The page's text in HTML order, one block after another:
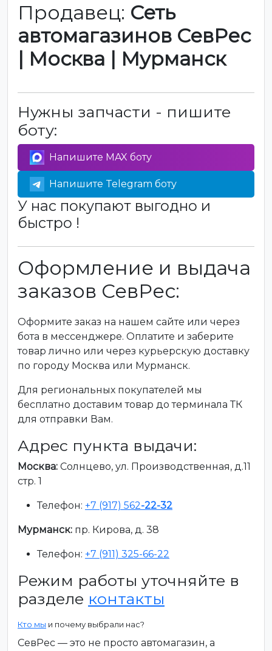
Продавец: Сеть
автомагазинов СевРес
| Москва | Мурманск
Нужны запчасти - пишите
боту:
Напишите MAX боту
Напишите Telegram боту
У нас покупают выгодно и
быстро !
Оформление и выдача
заказов СевРес:
Оформите заказ на нашем сайте или через
бота в мессенджере. Оплатите и заберите
товар лично или через курьерскую доставку
по городу Москва или Мурманск.
Для региональных покупателей мы
бесплатно доставим товар до терминала ТК
для отправки Вам.
Адрес пункта выдачи:
Москва: Солнцево, ул. Производственная, д.11
стр. 1
Телефон: +7 (917) 562-22-32
Мурманск: пр. Кирова, д. 38
Телефон: +7 (911) 325-66-22
Режим работы уточняйте в
разделе контакты
Кто мы и почему выбрали нас?
СевРес — это не просто автомагазин, а